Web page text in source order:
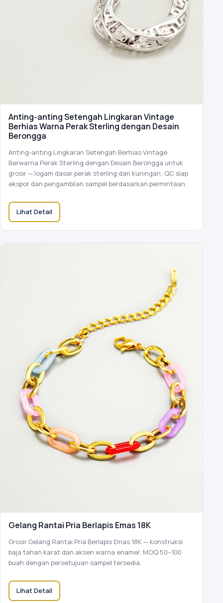
Anting-anting Setengah Lingkaran Vintage
Berhias Warna Perak Sterling dengan Desain
Berongga
Anting-anting Lingkaran Setengah Berhias Vintage
Berwarna Perak Sterling dengan Desain Berongga untuk
grosir — logam dasar perak sterling dan kuningan; QC siap
ekspor dan pengambilan sampel berdasarkan permintaan.
Lihat Detail
Gelang Rantai Pria Berlapis Emas 18K
Grosir Gelang Rantai Pria Berlapis Emas 18K — konstruksi
baja tahan karat dan aksen warna enamel; MOQ 50–100
buah dengan persetujuan sampel tersedia.
Lihat Detail